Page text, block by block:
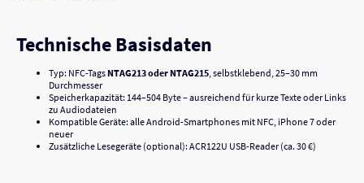
Technische Basisdaten
Typ: NFC-Tags NTAG213 oder NTAG215, selbstklebend, 25–30 mm
Durchmesser
Speicherkapazität: 144–504 Byte – ausreichend für kurze Texte oder Links
zu Audiodateien
Kompatible Geräte: alle Android-Smartphones mit NFC, iPhone 7 oder
neuer
Zusätzliche Lesegeräte (optional): ACR122U USB-Reader (ca. 30 €)